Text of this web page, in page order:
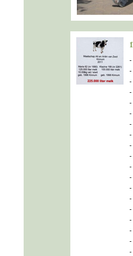
-
-
-
-
-
-
-
-
-
-
-
-
-
-
-
-
-
-
-